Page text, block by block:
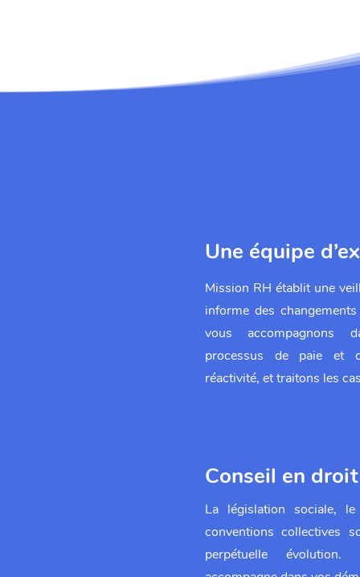
Une équipe
Mission RH établit une
informe des
vous accompagnons
processus de paie et
réactivité, et traitons les
Conseil en
La législation sociale,
conventions collectives
perpétuelle